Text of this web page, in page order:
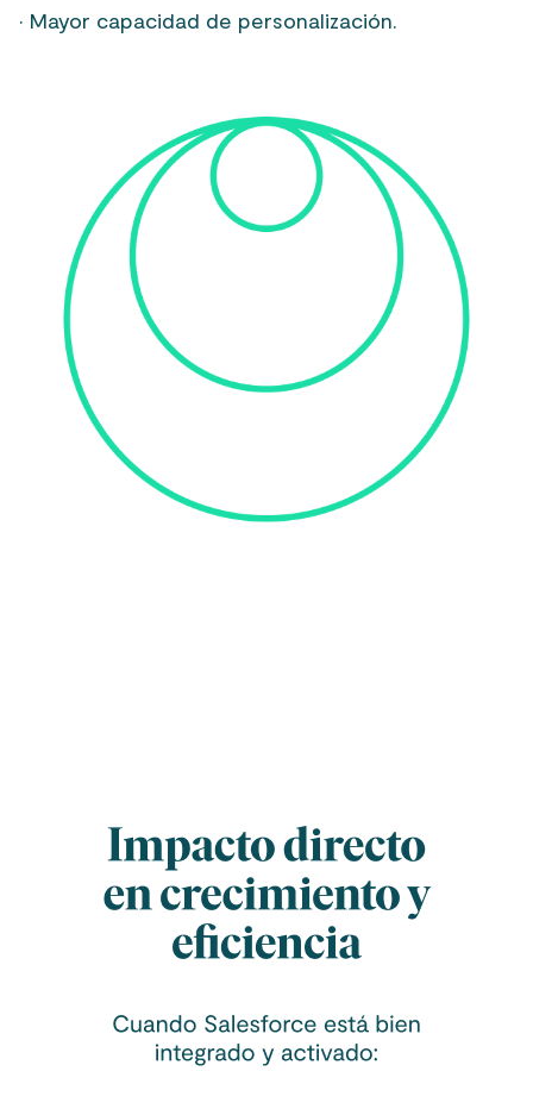
· Mayor capacidad de personalización.